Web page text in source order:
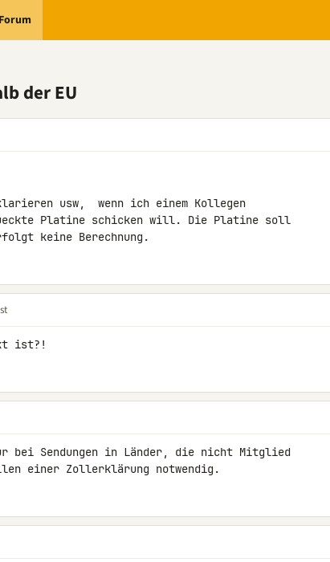
Forum
der EU
usw,  wenn ich einem Kollegen
Platine schicken will. Die Platine soll
keine Berechnung.
ist?!
bei Sendungen in Länder, die nicht Mitglied
einer Zollerklärung notwendig.